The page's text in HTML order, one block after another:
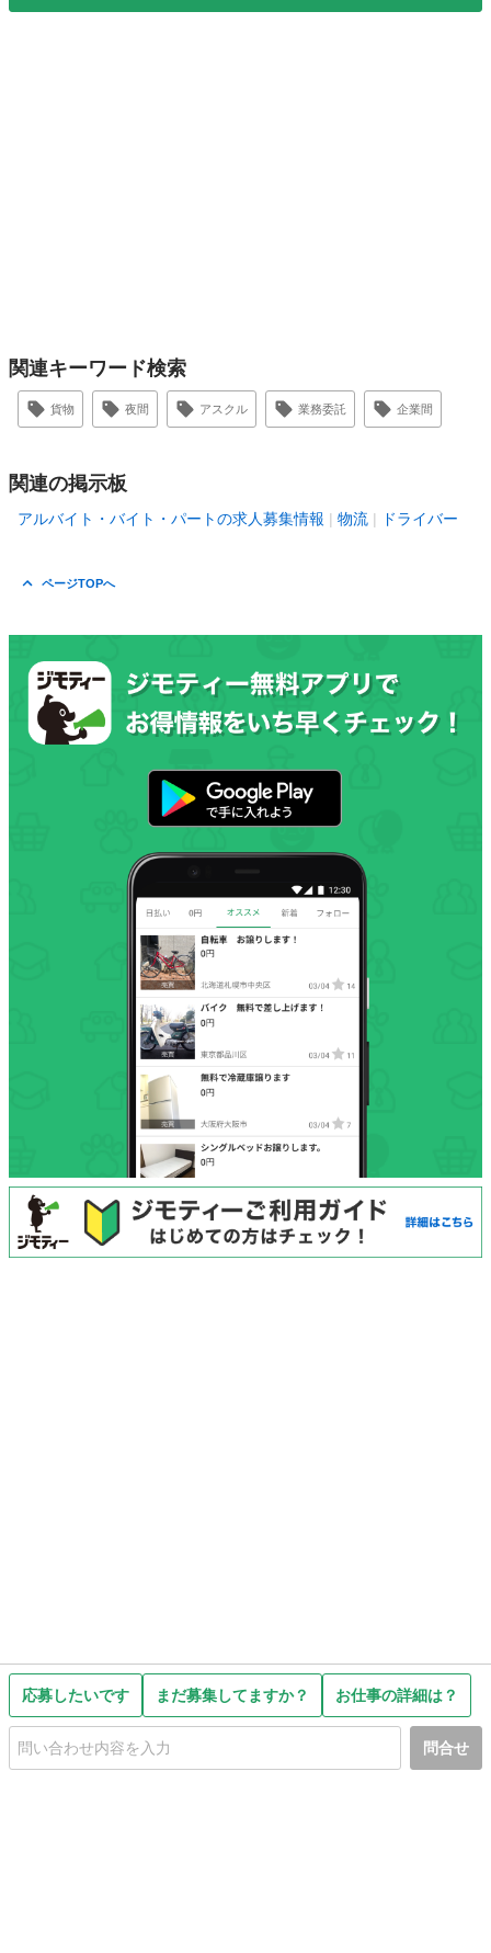
応募したいです まだ募集してますか？ お仕事の詳細は？
問合せ
関連キーワード検索
貨物 夜間 アスクル 業務委託 企業間
関連の掲示板
アルバイト・バイト・パートの求人募集情報 物流 ドライバー
ページTOPへ